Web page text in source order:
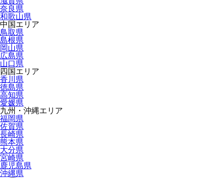
奈良県
和歌山県
中国エリア
鳥取県
島根県
岡山県
広島県
山口県
四国エリア
香川県
徳島県
高知県
愛媛県
九州・沖縄エリア
福岡県
佐賀県
長崎県
熊本県
大分県
宮崎県
鹿児島県
沖縄県